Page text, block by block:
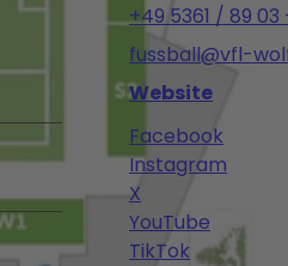
+49 5361 / 89 03
fussball@vfl-
Website
Facebook
Instagram
X
YouTube
TikTok